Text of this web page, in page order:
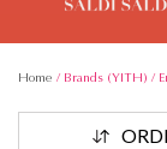
Home / Brands (YITH) /